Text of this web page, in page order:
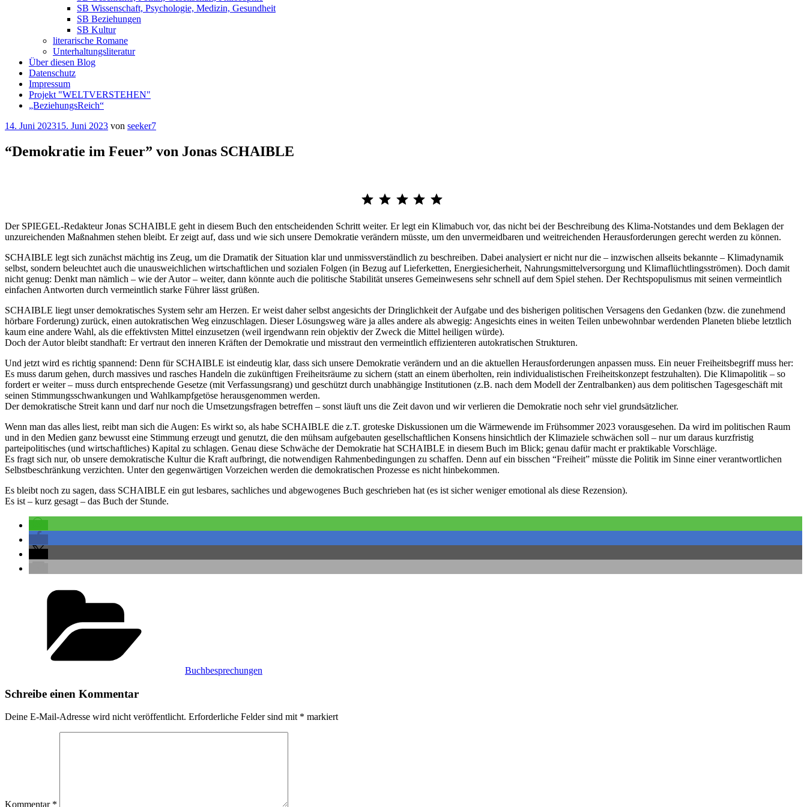
SB Wissenschaft, Psychologie, Medizin, Gesundheit
SB Beziehungen
SB Kultur
literarische Romane
Unterhaltungsliteratur
Über diesen Blog
Datenschutz
Impressum
Projekt "WELTVERSTEHEN"
„BeziehungsReich“
Veröffentlicht
14. Juni 202315. Juni 2023 von seeker7
“Demokratie im Feuer” von Jonas SCHAIBLE
Der SPIEGEL-Redakteur Jonas SCHAIBLE geht in diesem Buch den entscheidenden Schritt weiter. Er legt ein Klimabuch vor, das nicht bei der Beschreibung des Klima-Notstandes und dem Beklagen der
unzureichenden Maßnahmen stehen bleibt. Er zeigt auf, dass und wie sich unsere Demokratie verändern müsste, um den unvermeidbaren und weitreichenden Herausforderungen gerecht werden zu können.
SCHAIBLE legt sich zunächst mächtig ins Zeug, um die Dramatik der Situation klar und unmissverständlich zu beschreiben. Dabei analysiert er nicht nur die – inzwischen allseits bekannte – Klimadynamik
selbst, sondern beleuchtet auch die unausweichlichen wirtschaftlichen und sozialen Folgen (in Bezug auf Lieferketten, Energiesicherheit, Nahrungsmittelversorgung und Klimaflüchtlingsströmen). Doch damit
nicht genug: Denkt man nämlich – wie der Autor – weiter, dann könnte auch die politische Stabilität unseres Gemeinwesens sehr schnell auf dem Spiel stehen. Der Rechtspopulismus mit seinen vermeintlich
einfachen Antworten durch vermeintlich starke Führer lässt grüßen.
SCHAIBLE liegt unser demokratisches System sehr am Herzen. Er weist daher selbst angesichts der Dringlichkeit der Aufgabe und des bisherigen politischen Versagens den Gedanken (bzw. die zunehmend
hörbare Forderung) zurück, einen autokratischen Weg einzuschlagen. Dieser Lösungsweg wäre ja alles andere als abwegig: Angesichts eines in weiten Teilen unbewohnbar werdenden Planeten bliebe letztlich
kaum eine andere Wahl, als die effektivsten Mittel einzusetzen (weil irgendwann rein objektiv der Zweck die Mittel heiligen würde).
Doch der Autor bleibt standhaft: Er vertraut den inneren Kräften der Demokratie und misstraut den vermeintlich effizienteren autokratischen Strukturen.
Und jetzt wird es richtig spannend: Denn für SCHAIBLE ist eindeutig klar, dass sich unsere Demokratie verändern und an die aktuellen Herausforderungen anpassen muss. Ein neuer Freiheitsbegriff muss her:
Es muss darum gehen, durch massives und rasches Handeln die zukünftigen Freiheitsräume zu sichern (statt an einem überholten, rein individualistischen Freiheitskonzept festzuhalten). Die Klimapolitik – so
fordert er weiter – muss durch entsprechende Gesetze (mit Verfassungsrang) und geschützt durch unabhängige Institutionen (z.B. nach dem Modell der Zentralbanken) aus dem politischen Tagesgeschäft mit
seinen Stimmungsschwankungen und Wahlkampfgetöse herausgenommen werden.
Der demokratische Streit kann und darf nur noch die Umsetzungsfragen betreffen – sonst läuft uns die Zeit davon und wir verlieren die Demokratie noch sehr viel grundsätzlicher.
Wenn man das alles liest, reibt man sich die Augen: Es wirkt so, als habe SCHAIBLE die z.T. groteske Diskussionen um die Wärmewende im Frühsommer 2023 vorausgesehen. Da wird im politischen Raum
und in den Medien ganz bewusst eine Stimmung erzeugt und genutzt, die den mühsam aufgebauten gesellschaftlichen Konsens hinsichtlich der Klimaziele schwächen soll – nur um daraus kurzfristig
parteipolitisches (und wirtschaftliches) Kapital zu schlagen. Genau diese Schwäche der Demokratie hat SCHAIBLE in diesem Buch im Blick; genau dafür macht er praktikable Vorschläge.
Es fragt sich nur, ob unsere demokratische Kultur die Kraft aufbringt, die notwendigen Rahmenbedingungen zu schaffen. Denn auf ein bisschen “Freiheit” müsste die Politik im Sinne einer verantwortlichen
Selbstbeschränkung verzichten. Unter den gegenwärtigen Vorzeichen werden die demokratischen Prozesse es nicht hinbekommen.
Es bleibt noch zu sagen, dass SCHAIBLE ein gut lesbares, sachliches und abgewogenes Buch geschrieben hat (es ist sicher weniger emotional als diese Rezension).
Es ist – kurz gesagt – das Buch der Stunde.
Buchbesprechungen
Schreibe einen Kommentar
Deine E-Mail-Adresse wird nicht veröffentlicht. Erforderliche Felder sind mit * markiert
Kommentar *